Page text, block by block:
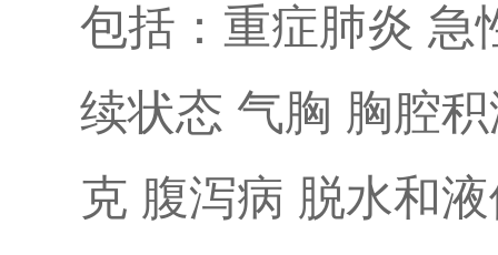
包括：重症肺炎 急
续状态 气胸 胸腔
克 腹泻病 脱水和